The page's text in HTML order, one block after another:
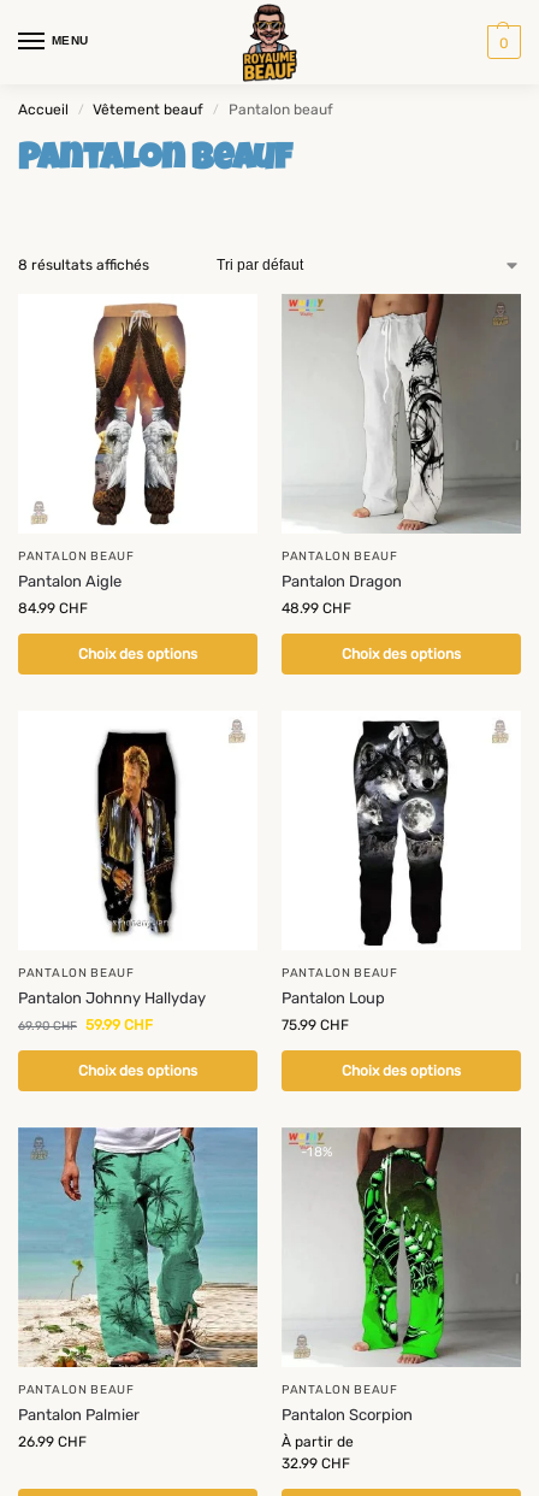
MENU 0
Accueil / Vêtement beauf / Pantalon beauf
Pantalon beauf
8 résultats affichés
PANTALON BEAUF
Pantalon Aigle
84.99 CHF
Choix des options
PANTALON BEAUF
Pantalon Dragon
48.99 CHF
Choix des options
PANTALON BEAUF
Pantalon Johnny Hallyday
69.90CHF 59.99 CHF
Choix des options
PANTALON BEAUF
Pantalon Loup
75.99 CHF
Choix des options
PANTALON BEAUF
Pantalon Palmier
26.99 CHF
-18%
PANTALON BEAUF
Pantalon Scorpion
À partir de
32.99 CHF